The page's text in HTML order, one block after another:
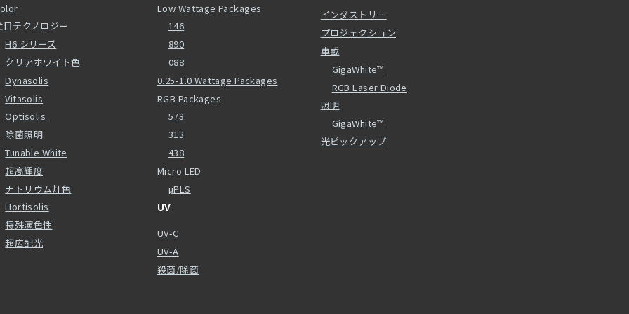
目テクノロジー
H6 シリーズ
クリアホワイト色
Dynasolis
Vitasolis
Optisolis
除菌照明
Tunable White
超高輝度
ナトリウム灯色
Hortisolis
特殊演色性
超広配光
Low Wattage Packages
146
890
088
0.25-1.0 Wattage Packages
RGB Packages
573
313
438
Micro LED
µPLS
UV
UV-C
UV-A
殺菌/除菌
インダストリー
プロジェクション
車載
GigaWhite™
RGB Laser Diode
照明
GigaWhite™
光ピックアップ